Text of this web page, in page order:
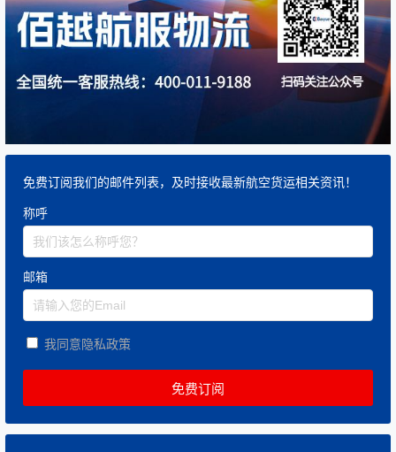
免费订阅我们的邮件列表，及时接收最新航空货运相关资讯！
称呼
邮箱
我同意隐私政策